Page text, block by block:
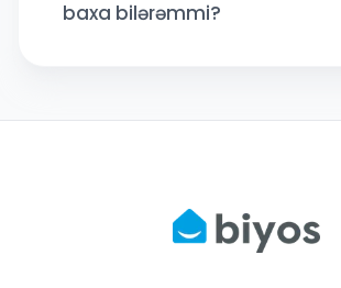
baxa bilərəmmi?